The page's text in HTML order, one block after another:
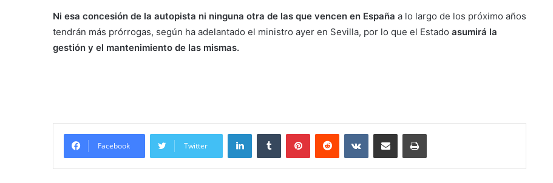
Ni esa concesión de la autopista ni ninguna otra de las que vencen en España a lo largo de los próximo años
tendrán más prórrogas, según ha adelantado el ministro ayer en Sevilla, por lo que el Estado asumirá la
gestión y el mantenimiento de las mismas.
Facebook Twitter